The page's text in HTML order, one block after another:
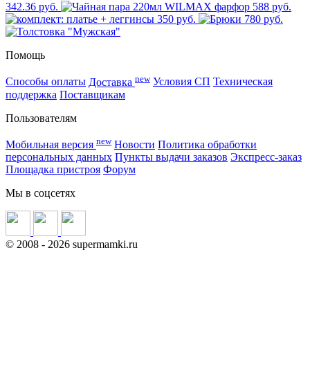
342.36 руб.
588 руб.
350 руб.
780 руб.
Помощь
Способы оплаты Доставка new Условия СП Техническая
поддержка Поставщикам
Пользователям
Мобильная версия new Новости Политика обработки
персональных данных Пункты выдачи заказов Экспресс-заказ
Площадка пристроя Форум
Мы в соцсетях
© 2008 - 2026 supermamki.ru